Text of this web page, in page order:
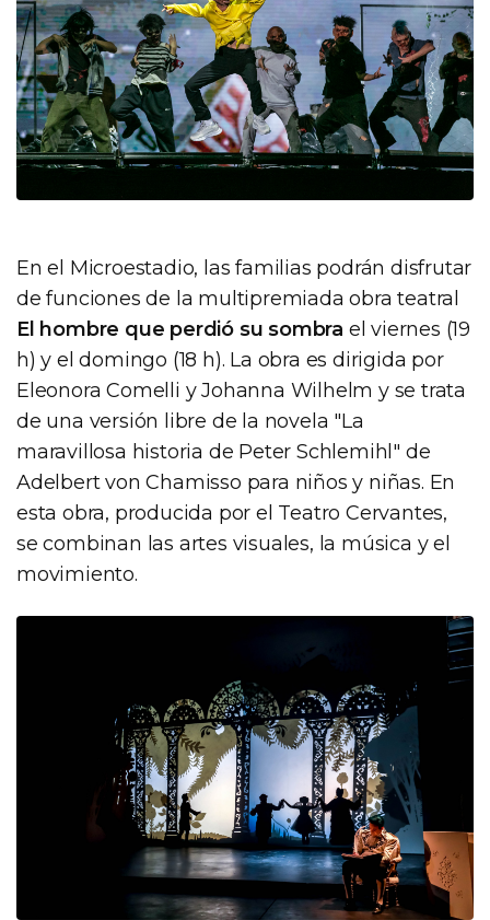
En el Microestadio, las familias podrán disfrutar
de funciones de la multipremiada obra teatral
El hombre que perdió su sombra el viernes (19
h) y el domingo (18 h). La obra es dirigida por
Eleonora Comelli y Johanna Wilhelm y se trata
de una versión libre de la novela "La
maravillosa historia de Peter Schlemihl" de
Adelbert von Chamisso para niños y niñas. En
esta obra, producida por el Teatro Cervantes,
se combinan las artes visuales, la música y el
movimiento.